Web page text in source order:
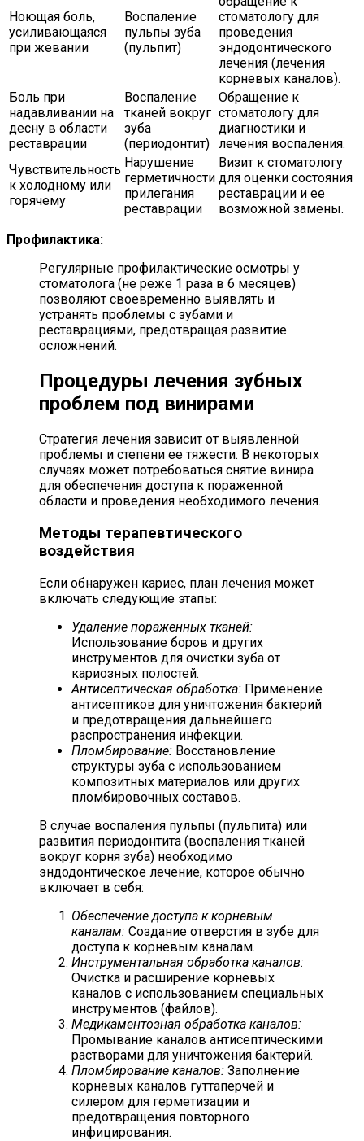
Ноющая боль,
усиливающаяся
при жевании
Воспаление
пульпы зуба
(пульпит)
стоматологу для
проведения
эндодонтического
лечения (лечения
корневых каналов).
Боль при
надавливании на
десну в области
реставрации
Воспаление
тканей вокруг
зуба
(периодонтит)
Обращение к
стоматологу для
диагностики и
лечения воспаления.
Чувствительность
к холодному или
горячему
Нарушение
герметичности
прилегания
реставрации
Визит к стоматологу
для оценки состояния
реставрации и ее
возможной замены.
Профилактика:
Регулярные профилактические осмотры у
стоматолога (не реже 1 раза в 6 месяцев)
позволяют своевременно выявлять и
устранять проблемы с зубами и
реставрациями, предотвращая развитие
осложнений.
Процедуры лечения зубных
проблем под винирами
Стратегия лечения зависит от выявленной
проблемы и степени ее тяжести. В некоторых
случаях может потребоваться снятие винира
для обеспечения доступа к пораженной
области и проведения необходимого лечения.
Методы терапевтического
воздействия
Если обнаружен кариес, план лечения может
включать следующие этапы:
Удаление пораженных тканей:
Использование боров и других
инструментов для очистки зуба от
кариозных полостей.
Антисептическая обработка: Применение
антисептиков для уничтожения бактерий
и предотвращения дальнейшего
распространения инфекции.
Пломбирование: Восстановление
структуры зуба с использованием
композитных материалов или других
пломбировочных составов.
В случае воспаления пульпы (пульпита) или
развития периодонтита (воспаления тканей
вокруг корня зуба) необходимо
эндодонтическое лечение, которое обычно
включает в себя:
Обеспечение доступа к корневым
каналам: Создание отверстия в зубе для
доступа к корневым каналам.
Инструментальная обработка каналов:
Очистка и расширение корневых
каналов с использованием специальных
инструментов (файлов).
Медикаментозная обработка каналов:
Промывание каналов антисептическими
растворами для уничтожения бактерий.
Пломбирование каналов: Заполнение
корневых каналов гуттаперчей и
силером для герметизации и
предотвращения повторного
инфицирования.